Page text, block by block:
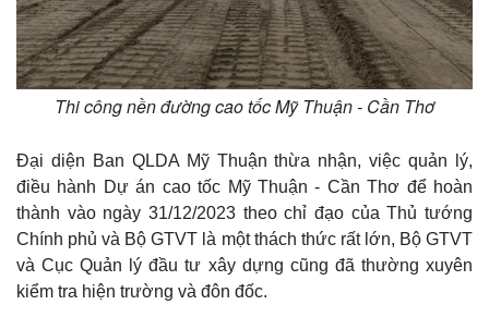
Tin nóng
Tư vấn luật
Việt Nam
Phân tích
Thi công nền đường cao tốc Mỹ Thuận - Cần Thơ
Đại diện Ban QLDA Mỹ Thuận thừa nhận, việc quản lý,
điều hành Dự án cao tốc Mỹ Thuận - Cần Thơ để hoàn
thành vào ngày 31/12/2023 theo chỉ đạo của Thủ tướng
Chính phủ và Bộ GTVT là một thách thức rất lớn, Bộ GTVT
và Cục Quản lý đầu tư xây dựng cũng đã thường xuyên
kiểm tra hiện trường và đôn đốc.